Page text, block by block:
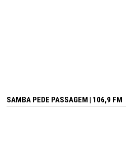
SAMBA PEDE PASSAGEM | 106,9 FM